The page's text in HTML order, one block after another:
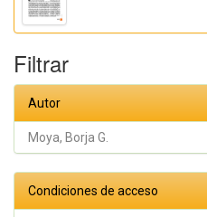
Filtrar
Autor
Moya, Borja G.
Condiciones de acceso